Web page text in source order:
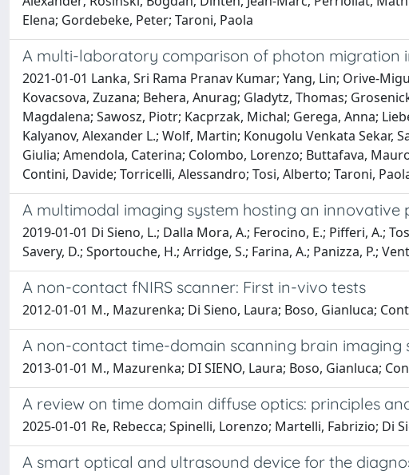
Elena; Gordebeke, Peter; Taroni, Paola
A multi-laboratory comparison of photon migration
2021-01-01 Lanka, Sri Rama Pranav Kumar; Yang, Lin; Orive-
Kovacsova, Zuzana; Behera, Anurag; Gladytz, Thomas;
Magdalena; Sawosz, Piotr; Kacprzak, Michal; Gerega, Anna;
Kalyanov, Alexander L.; Wolf, Martin; Konugolu Venkata Sekar,
Giulia; Amendola, Caterina; Colombo, Lorenzo; Buttafava,
Contini, Davide; Torricelli, Alessandro; Tosi, Alberto; Taroni,
A multimodal imaging system hosting an innovative
2019-01-01 Di Sieno, L.; Dalla Mora, A.; Ferocino, E.; Pifferi, A.;
Savery, D.; Sportouche, H.; Arridge, S.; Farina, A.; Panizza, P.;
A non-contact fNIRS scanner: First in-vivo tests
2012-01-01 M., Mazurenka; Di Sieno, Laura; Boso, Gianluca;
A non-contact time-domain scanning brain imaging
2013-01-01 M., Mazurenka; DI SIENO, Laura; Boso, Gianluca;
A review on time domain diffuse optics: principles
2025-01-01 Re, Rebecca; Spinelli, Lorenzo; Martelli, Fabrizio;
A smart optical and ultrasound device for the